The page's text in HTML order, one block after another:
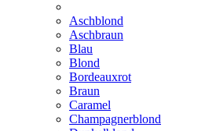
Aschblond
Aschbraun
Blau
Blond
Bordeauxrot
Braun
Caramel
Champagnerblond